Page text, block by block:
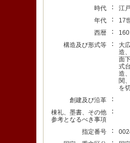
時代
：
江
年代
：
17
西暦
：
構造及び形式等
：
大
造
面
式
造
関
を
創建及び沿革
：
棟礼、墨書、その他
参考となるべき事項
：
指定番号 ：